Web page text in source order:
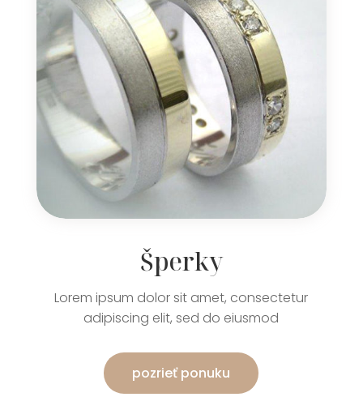
Šperky
Lorem ipsum dolor sit amet, consectetur
adipiscing elit, sed do eiusmod
pozrieť ponuku